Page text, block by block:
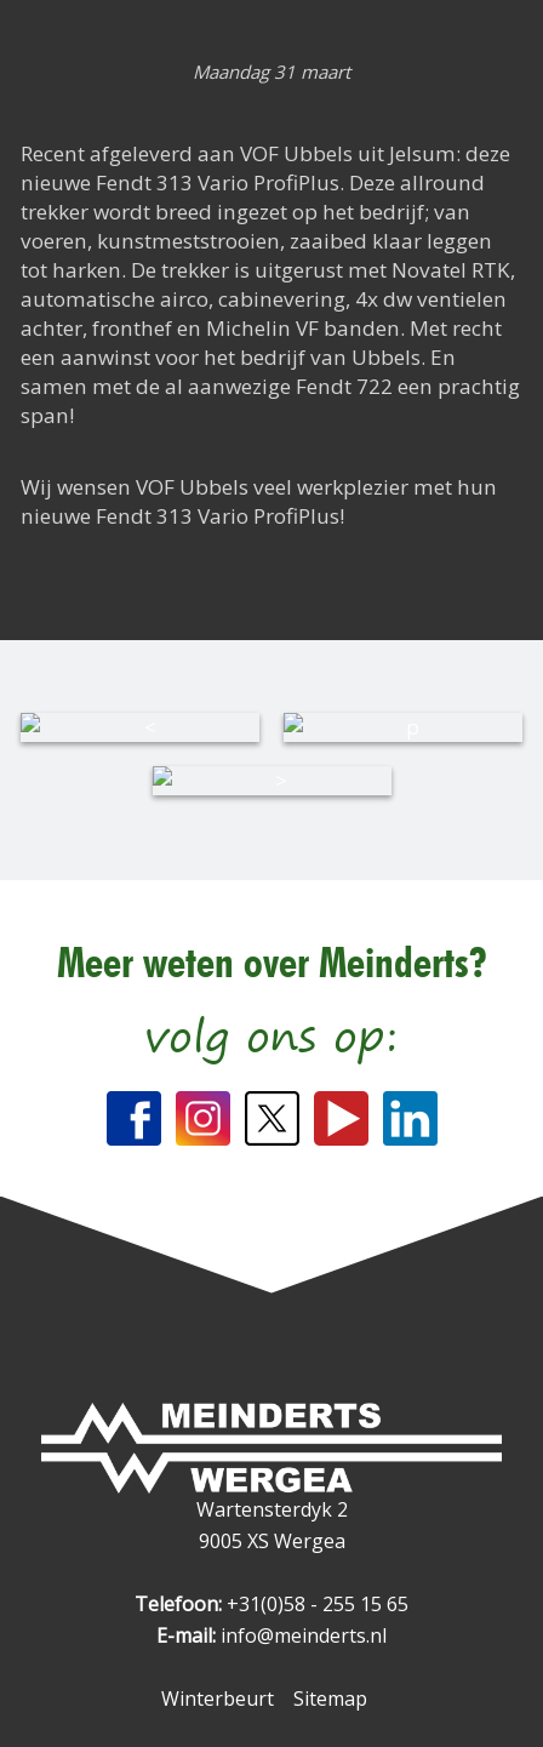
Het digitale tijdperk
Maandag 31 maart
Recent afgeleverd aan VOF Ubbels uit Jelsum: deze
nieuwe Fendt 313 Vario ProfiPlus. Deze allround
trekker wordt breed ingezet op het bedrijf; van
voeren, kunstmeststrooien, zaaibed klaar leggen
tot harken. De trekker is uitgerust met Novatel RTK,
automatische airco, cabinevering, 4x dw ventielen
achter, fronthef en Michelin VF banden. Met recht
een aanwinst voor het bedrijf van Ubbels. En
samen met de al aanwezige Fendt 722 een prachtig
span!
Wij wensen VOF Ubbels veel werkplezier met hun
nieuwe Fendt 313 Vario ProfiPlus!
Meer weten over Meinderts?
volg ons op:
Wartensterdyk 2
9005 XS Wergea
Telefoon: +31(0)58 - 255 15 65
E-mail: info@meinderts.nl
Winterbeurt Sitemap